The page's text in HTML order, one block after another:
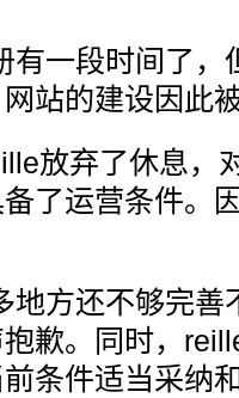
有一段时间了，
站的建设因此
放弃了休息，
了运营条件。
地方还不够完善
歉。同时，
条件适当采纳